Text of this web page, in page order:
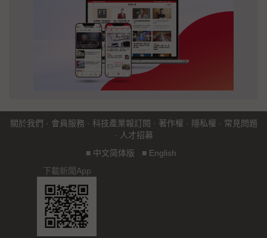
關於我們 · 會員服務 · 科技產業報訂閱 · 著作權 · 隱私權 · 常見問題
· 人才招募
■ 中文简体版 ■ English
下載新聞App